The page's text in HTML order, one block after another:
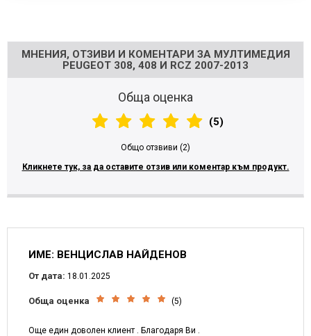
МНЕНИЯ, ОТЗИВИ И КОМЕНТАРИ ЗА МУЛТИМЕДИЯ
PEUGEOT 308, 408 И RCZ 2007-2013
Обща оценка
(5)
Общо отзвиви (2)
Кликнете тук, за да оставите отзив или коментар към продукт.
ИМЕ: ВЕНЦИСЛАВ НАЙДЕНОВ
От дата: 18.01.2025
Обща оценка (5)
Още един доволен клиент . Благодаря Ви .